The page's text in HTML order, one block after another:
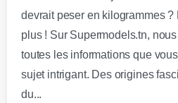
devrait peser en kilogrammes ?
plus ! Sur Supermodels.tn,
toutes les informations que
sujet intrigant. Des origines
du...